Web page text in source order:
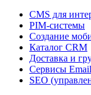
CMS для
PIM-системы
Создание
Каталог CRM
Доставка и
Сервисы
SEO